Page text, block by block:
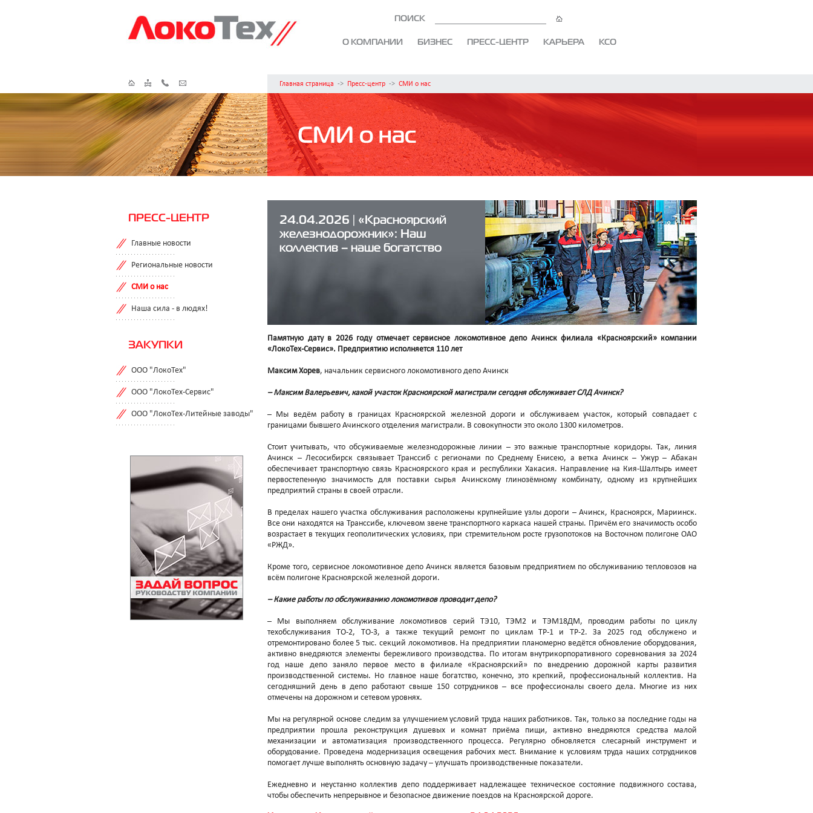
ПОИСК
О КОМПАНИИ БИЗНЕС ПРЕСС-ЦЕНТР КАРЬЕРА КСО
Главная страница -> Пресс-центр -> СМИ о нас
СМИ о нас
ПРЕСС-ЦЕНТР
Главные новости
Региональные новости
СМИ о нас
Наша сила - в людях!
ЗАКУПКИ
ООО "ЛокоТех"
ООО "ЛокоТех-Сервис"
ООО "ЛокоТех-Литейные заводы"
24.04.2026 | «Красноярский
железнодорожник»: Наш
коллектив – наше богатство
Памятную дату в 2026 году отмечает сервисное локомотивное депо Ачинск филиала «Красноярский» компании
«ЛокоТех-Сервис». Предприятию исполняется 110 лет
Максим Хорев, начальник сервисного локомотивного депо Ачинск
– Максим Валерьевич, какой участок Красноярской магистрали сегодня обслуживает СЛД Ачинск?
– Мы ведём работу в границах Красноярской железной дороги и обслуживаем участок, который совпадает с
границами бывшего Ачинского отделения магистрали. В совокупности это около 1300 километров.
Стоит учитывать, что обсуживаемые железнодорожные линии – это важные транспортные коридоры. Так, линия
Ачинск – Лесосибирск связывает Транссиб с регионами по Среднему Енисею, а ветка Ачинск – Ужур – Абакан
обеспечивает транспортную связь Красноярского края и республики Хакасия. Направление на Кия-Шалтырь имеет
первостепенную значимость для поставки сырья Ачинскому глинозёмному комбинату, одному из крупнейших
предприятий страны в своей отрасли.
В пределах нашего участка обслуживания расположены крупнейшие узлы дороги – Ачинск, Красноярск, Мариинск.
Все они находятся на Транссибе, ключевом звене транспортного каркаса нашей страны. Причём его значимость особо
возрастает в текущих геополитических условиях, при стремительном росте грузопотоков на Восточном полигоне ОАО
«РЖД».
Кроме того, сервисное локомотивное депо Ачинск является базовым предприятием по обслуживанию тепловозов на
всём полигоне Красноярской железной дороги.
– Какие работы по обслуживанию локомотивов проводит депо?
– Мы выполняем обслуживание локомотивов серий ТЭ10, ТЭМ2 и ТЭМ18ДМ, проводим работы по циклу
техобслуживания ТО-2, ТО-3, а также текущий ремонт по циклам ТР-1 и ТР-2. За 2025 год обслужено и
отремонтировано более 5 тыс. секций локомотивов. На предприятии планомерно ведётся обновление оборудования,
активно внедряются элементы бережливого производства. По итогам внутрикорпоративного соревнования за 2024
год наше депо заняло первое место в филиале «Красноярский» по внедрению дорожной карты развития
производственной системы. Но главное наше богатство, конечно, это крепкий, профессиональный коллектив. На
сегодняшний день в депо работают свыше 150 сотрудников – все профессионалы своего дела. Многие из них
отмечены на дорожном и сетевом уровнях.
Мы на регулярной основе следим за улучшением условий труда наших работников. Так, только за последние годы на
предприятии прошла реконструкция душевых и комнат приёма пищи, активно внедряются средства малой
механизации и автоматизация производственного процесса. Регулярно обновляется слесарный инструмент и
оборудование. Проведена модернизация освещения рабочих мест. Внимание к условиям труда наших сотрудников
помогает лучше выполнять основную задачу – улучшать производственные показатели.
Ежедневно и неустанно коллектив депо поддерживает надлежащее техническое состояние подвижного состава,
чтобы обеспечить непрерывное и безопасное движение поездов на Красноярской дороге.